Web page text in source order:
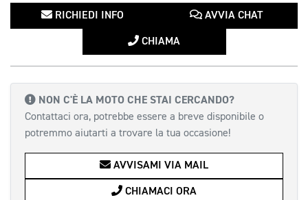
RICHIEDI INFO AVVIA CHAT
CHIAMA
NON C'È LA MOTO CHE STAI CERCANDO?
Contattaci ora, potrebbe essere a breve disponibile o
potremmo aiutarti a trovare la tua occasione!
AVVISAMI VIA MAIL
CHIAMACI ORA